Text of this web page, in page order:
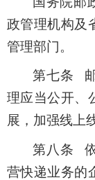
政管理机构及
管理部门。
第七条
理应当公开、
展，加强线上
第八条
营快递业务的